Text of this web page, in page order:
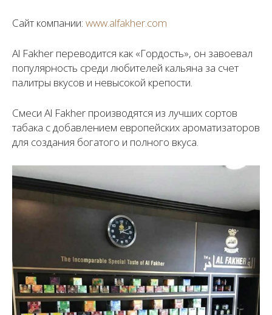
Сайт компании: www.alfakher.com
Al Fakher переводится как «Гордость», он завоевал
популярность среди любителей кальяна за счет
палитры вкусов и невысокой крепости.
Смеси Al Fakher производятся из лучших сортов
табака с добавлением европейских ароматизаторов
для создания богатого и полного вкуса.